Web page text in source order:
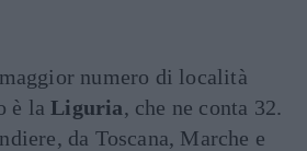
numero di località
è laLiguria, che ne conta 32.
da Toscana, Marche e